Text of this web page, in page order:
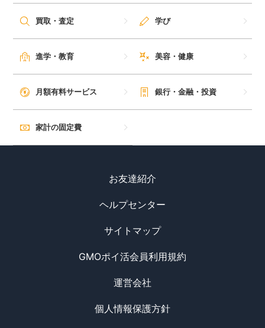
買取・査定 学び
進学・教育 美容・健康
月額有料サービス 銀行・金融・投資
家計の固定費
お友達紹介
ヘルプセンター
サイトマップ
GMOポイ活会員利用規約
運営会社
個人情報保護方針